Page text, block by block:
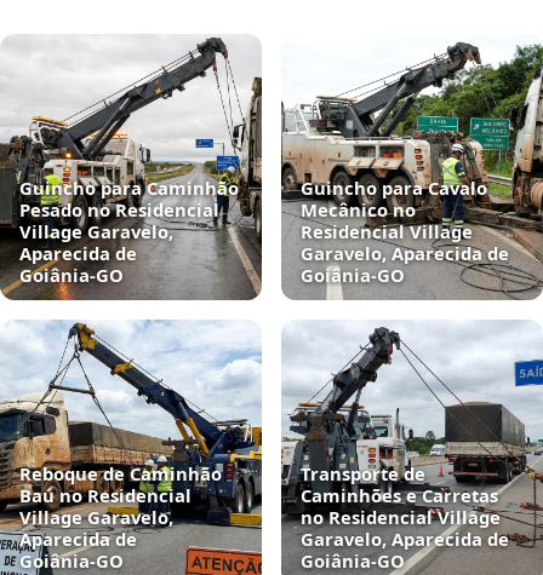
Guincho para Caminhão
Pesado no Residencial
Village Garavelo,
Aparecida de
Goiânia‑GO
Guincho para Cavalo
Mecânico no
Residencial Village
Garavelo, Aparecida de
Goiânia‑GO
Reboque de Caminhão
Baú no Residencial
Village Garavelo,
Aparecida de
Goiânia‑GO
Transporte de
Caminhões e Carretas
no Residencial Village
Garavelo, Aparecida de
Goiânia‑GO